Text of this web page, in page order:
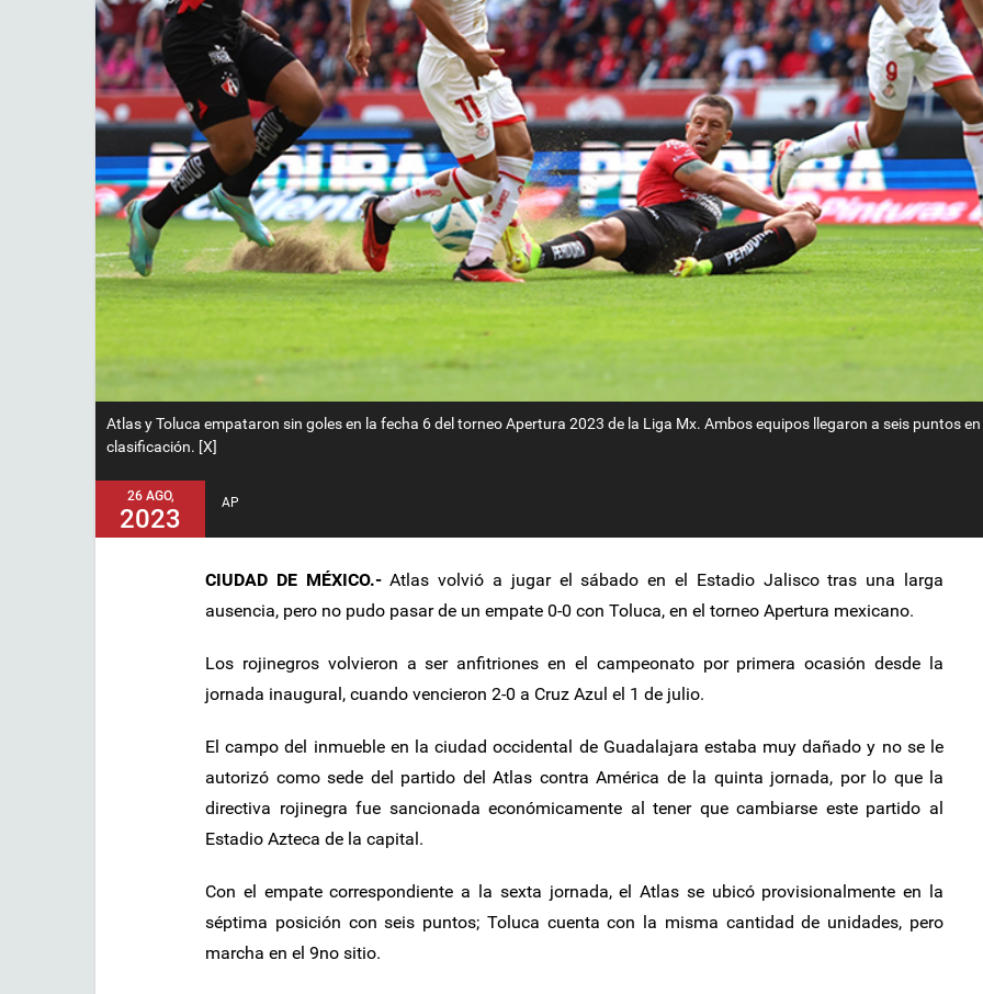
Atlas y Toluca empataron sin goles en la fecha 6 del torneo Apertura 2023 de la Liga Mx. Ambos equipos llegaron a seis puntos
clasificación. [X]
26 AGO,
2023
AP
CIUDAD DE MÉXICO.-Atlas volvió a jugar el sábado en el Estadio Jalisco tras una larga
ausencia, pero no pudo pasar de un empate 0-0 con Toluca, en el torneo Apertura mexicano.
Los rojinegros volvieron a ser anfitriones en el campeonato por primera ocasión desde la
jornada inaugural, cuando vencieron 2-0 a Cruz Azul el 1 de julio.
El campo del inmueble en la ciudad occidental de Guadalajara estaba muy dañado y no se le
autorizó como sede del partido del Atlas contra América de la quinta jornada, por lo que la
directiva rojinegra fue sancionada económicamente al tener que cambiarse este partido al
Estadio Azteca de la capital.
Con el empate correspondiente a la sexta jornada, el Atlas se ubicó provisionalmente en la
séptima posición con seis puntos; Toluca cuenta con la misma cantidad de unidades, pero
marcha en el 9no sitio.